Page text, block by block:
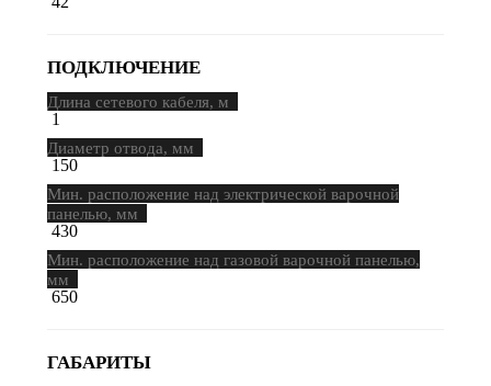
ПОДКЛЮЧЕНИЕ
Длина сетевого кабеля, м
1
Диаметр отвода, мм
150
Мин. расположение над электрической варочной
панелью, мм
430
Мин. расположение над газовой варочной панелью,
мм
650
ГАБАРИТЫ